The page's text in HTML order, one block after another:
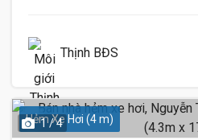
Thịnh BĐS
Hẻm Xe Hơi (4 m)
1 / 4